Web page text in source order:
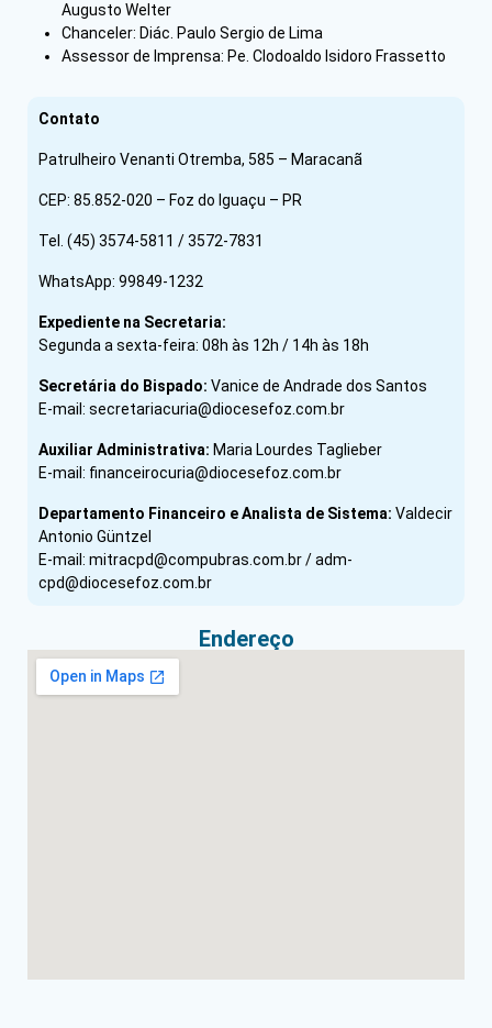
Augusto Welter
Chanceler: Diác. Paulo Sergio de Lima
Assessor de Imprensa: Pe. Clodoaldo Isidoro Frassetto
Contato
Patrulheiro Venanti Otremba, 585 – Maracanã
CEP: 85.852-020 – Foz do Iguaçu – PR
Tel. (45) 3574-5811 / 3572-7831
WhatsApp: 99849-1232
Expediente na Secretaria:
Segunda a sexta-feira: 08h às 12h / 14h às 18h
Secretária do Bispado: Vanice de Andrade dos Santos
E-mail: secretariacuria@diocesefoz.com.br
Auxiliar Administrativa: Maria Lourdes Taglieber
E-mail: financeirocuria@diocesefoz.com.br
Departamento Financeiro e Analista de Sistema: Valdecir
Antonio Güntzel
E-mail: mitracpd@compubras.com.br / adm-
cpd@diocesefoz.com.br
Endereço